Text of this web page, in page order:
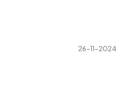
26-11-2024